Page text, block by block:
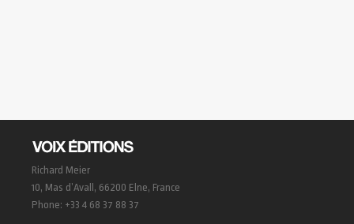
Richard Meier
10, Mas d’Avall, 66200 Elne, France
Phone: +33 4 68 37 88 37